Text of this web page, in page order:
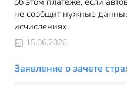
не сообщит нужные
исчислениях.
15.06.2026
Заявление о зачете